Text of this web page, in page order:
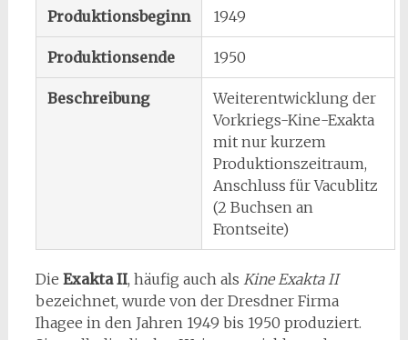
Produktionsbeginn 1949
Produktionsende 1950
Beschreibung
Weiterentwicklung der
Vorkriegs-Kine-Exakta
mit nur kurzem
Produktionszeitraum,
Anschluss für Vacublitz
(2 Buchsen an
Frontseite)
Die Exakta II, häufig auch als Kine Exakta II
bezeichnet, wurde von der Dresdner Firma
Ihagee in den Jahren 1949 bis 1950 produziert.